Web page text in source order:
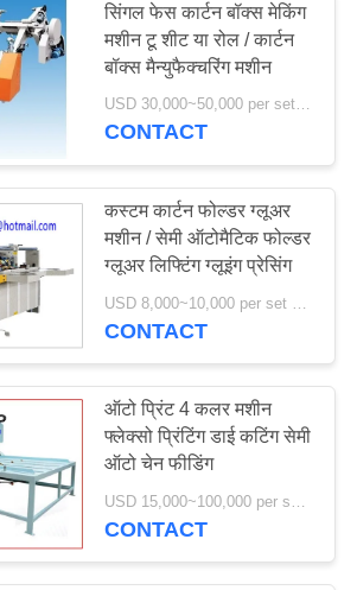
सिलाई मशीन
13
डिब्बा फ़ोल्डर
है
14
सिंगल फेस कार्टन बॉक्स मेकिंग
मशीन टू शीट या रोल / कार्टन
बॉक्स मैन्युफैक्चरिंग मशीन
USD 30,000~50,000 per set MOQ:एक सेट
CONTACT
कस्टम कार्टन फोल्डर ग्लूअर
मशीन / सेमी ऑटोमैटिक फोल्डर
ग्लूअर लिफ्टिंग ग्लूइंग प्रेसिंग
CONTACT
ऑटो प्रिंट 4 कलर मशीन
फ्लेक्सो प्रिंटिंग डाई कटिंग सेमी
ऑटो चेन फीडिंग
USD 15,000~100,000 per set MOQ:एक सेट
CONTACT